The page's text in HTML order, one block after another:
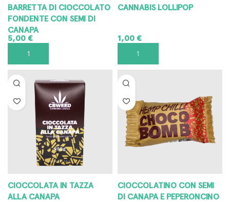
BARRETTA DI CIOCCOLATO
FONDENTE CON SEMI DI
CANAPA
5,00€
AGGIUNGI AL CARRELLO
CANNABIS LOLLIPOP
1,00€
SCEGLI
CIOCCOLATA IN TAZZA
ALLA CANAPA
CIOCCOLATINO CON SEMI
DI CANAPA E PEPERONCINO